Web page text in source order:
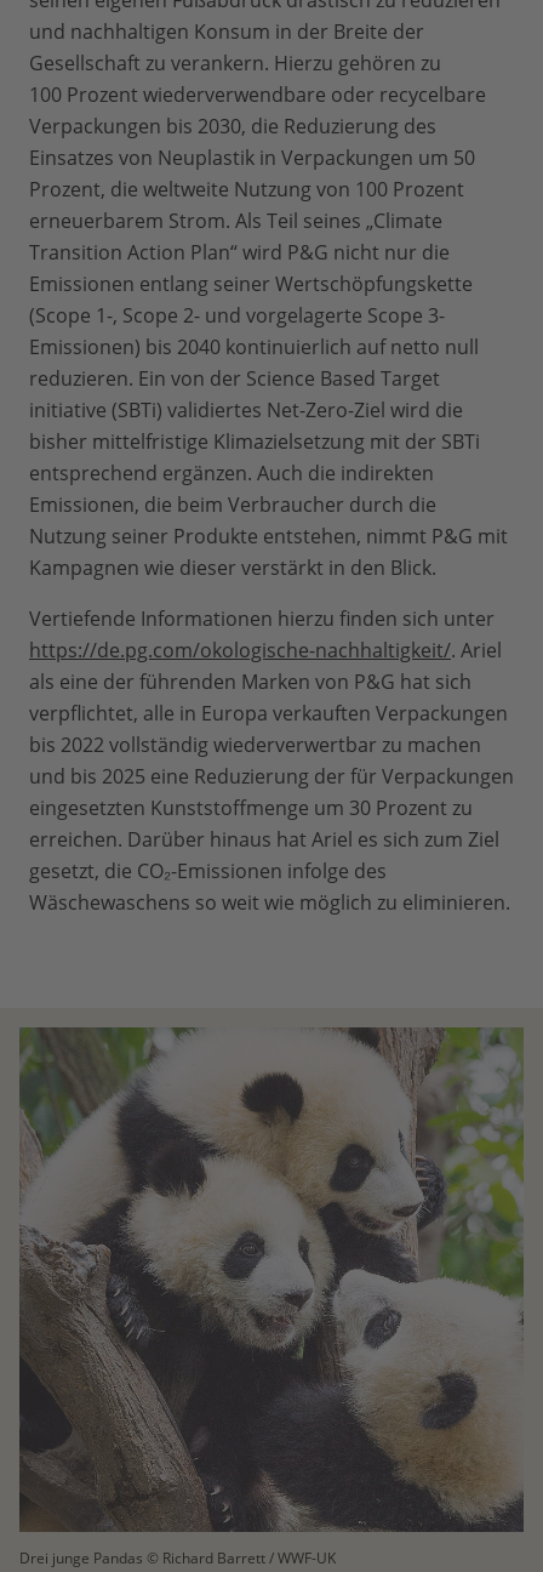
und nachhaltigen Konsum in der Breite der
Gesellschaft zu verankern. Hierzu gehören zu
100 Prozent wiederverwendbare oder recycelbare
Verpackungen bis 2030, die Reduzierung des
Einsatzes von Neuplastik in Verpackungen um 50
Prozent, die weltweite Nutzung von 100 Prozent
erneuerbarem Strom. Als Teil seines „Climate
Transition Action Plan“ wird P&G nicht nur die
Emissionen entlang seiner Wertschöpfungskette
(Scope 1-, Scope 2- und vorgelagerte Scope 3-
Emissionen) bis 2040 kontinuierlich auf netto null
reduzieren. Ein von der Science Based Target
initiative (SBTi) validiertes Net-Zero-Ziel wird die
bisher mittelfristige Klimazielsetzung mit der SBTi
entsprechend ergänzen. Auch die indirekten
Emissionen, die beim Verbraucher durch die
Nutzung seiner Produkte entstehen, nimmt P&G mit
Kampagnen wie dieser verstärkt in den Blick.
Vertiefende Informationen hierzu finden sich unter
https://de.pg.com/okologische-nachhaltigkeit/. Ariel
als eine der führenden Marken von P&G hat sich
verpflichtet, alle in Europa verkauften Verpackungen
bis 2022 vollständig wiederverwertbar zu machen
und bis 2025 eine Reduzierung der für Verpackungen
eingesetzten Kunststoffmenge um 30 Prozent zu
erreichen. Darüber hinaus hat Ariel es sich zum Ziel
gesetzt, die CO₂-Emissionen infolge des
Wäschewaschens so weit wie möglich zu eliminieren.
Drei junge Pandas © Richard Barrett / WWF-UK